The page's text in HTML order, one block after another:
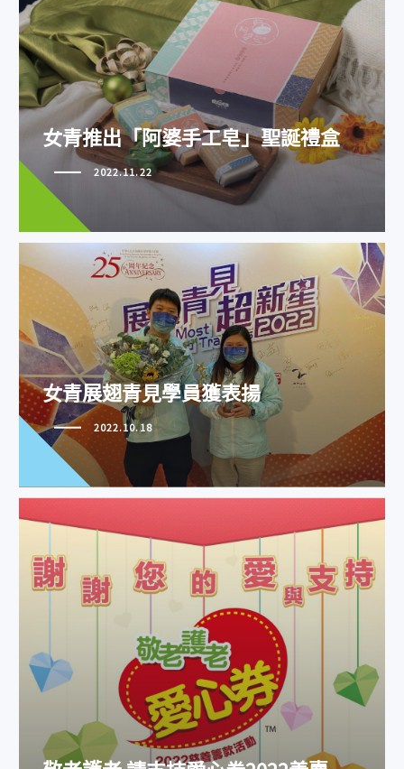
女青推出「阿婆手工皂」聖誕禮盒
女青推出「阿婆手工皂」聖誕禮盒
2022.11.22
女青展翅青見學員獲表揚
女青展翅青見學員獲表揚
2022.10.18
敬老護老 請支持愛心券2022義賣